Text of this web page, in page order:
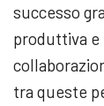
successo
produttiva e
tra queste